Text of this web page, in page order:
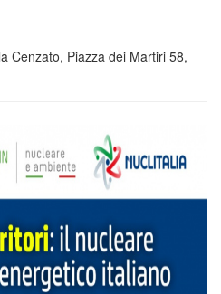
Cenzato, Piazza dei Martiri 58,